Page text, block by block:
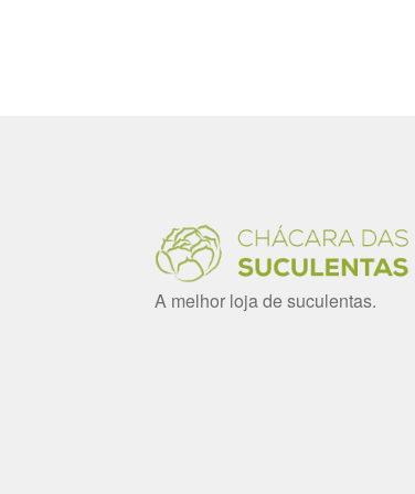
A melhor loja de suculentas.